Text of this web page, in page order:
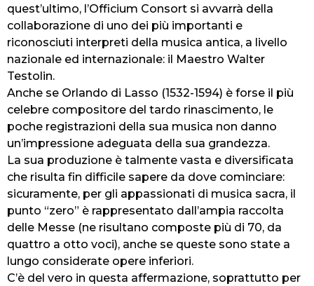
quest’ultimo, l’Officium Consort si avvarrà della
collaborazione di uno dei più importanti e
riconosciuti interpreti della musica antica, a livello
nazionale ed internazionale: il Maestro Walter
Testolin.
Anche se Orlando di Lasso (1532-1594) è forse il più
celebre compositore del tardo rinascimento, le
poche registrazioni della sua musica non danno
un’impressione adeguata della sua grandezza.
La sua produzione è talmente vasta e diversificata
che risulta fin difficile sapere da dove cominciare:
sicuramente, per gli appassionati di musica sacra, il
punto “zero” è rappresentato dall’ampia raccolta
delle Messe (ne risultano composte più di 70, da
quattro a otto voci), anche se queste sono state a
lungo considerate opere inferiori.
C’è del vero in questa affermazione, soprattutto per